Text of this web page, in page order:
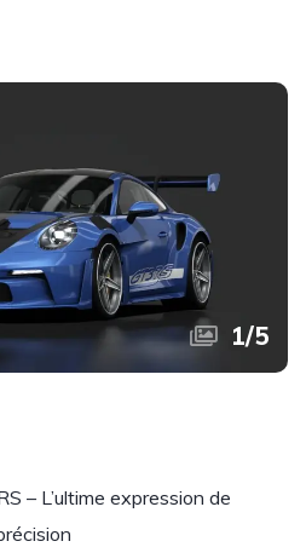
1/5
– L’ultime expression de